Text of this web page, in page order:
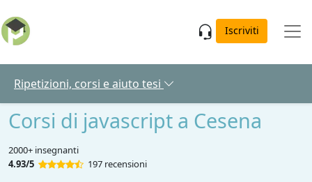
Iscriviti
Ripetizioni, corsi e aiuto tesi
Corsi di javascript a Cesena
2000+ insegnanti
4.93/5
197 recensioni